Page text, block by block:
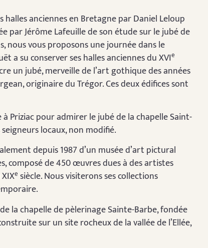
halles anciennes en Bretagne par Daniel Leloup
par Jérôme Lafeuille de son étude sur le jubé de
nous vous proposons une journée dans le
a su conserver ses halles anciennes du XVIe
un jubé, merveille de l’art gothique des années
originaire du Trégor. Ces deux édifices sont
Priziac pour admirer le jubé de la chapelle Saint-
locaux, non modifié.
depuis 1987 d’un musée d’art pictural
composé de 450 œuvres dues à des artistes
e siècle. Nous visiterons ses collections
la chapelle de pèlerinage Sainte-Barbe, fondée
sur un site rocheux de la vallée de l’Ellée,